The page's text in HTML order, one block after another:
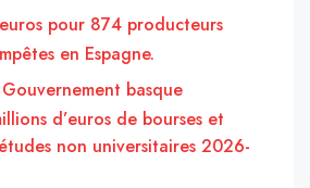
pour 874 producteurs
en Espagne.
basque
d’euros de bourses et
non universitaires 2026-